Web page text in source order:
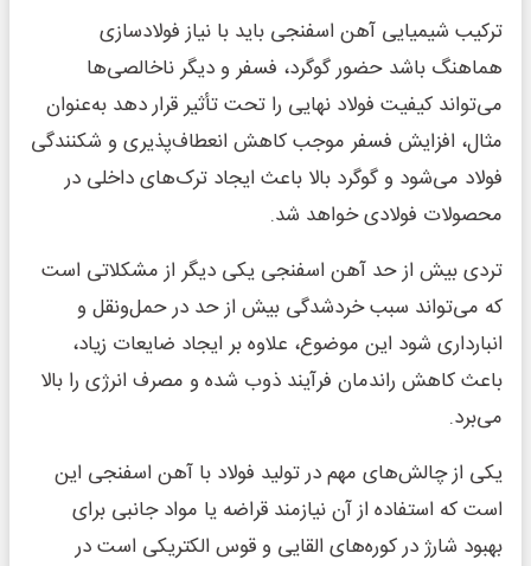
ترکیب شیمیایی آهن اسفنجی باید با نیاز فولادسازی
هماهنگ باشد حضور گوگرد، فسفر و دیگر ناخالصی‌ها
می‌تواند کیفیت فولاد نهایی را تحت تأثیر قرار دهد به‌عنوان
مثال، افزایش فسفر موجب کاهش انعطاف‌پذیری و شکنندگی
فولاد می‌شود و گوگرد بالا باعث ایجاد ترک‌های داخلی در
محصولات فولادی خواهد شد.
تردی بیش از حد آهن اسفنجی یکی دیگر از مشکلاتی است
که می‌تواند سبب خردشدگی بیش از حد در حمل‌ونقل و
انبارداری شود این موضوع، علاوه بر ایجاد ضایعات زیاد،
باعث کاهش راندمان فرآیند ذوب شده و مصرف انرژی را بالا
می‌برد.
یکی از چالش‌های مهم در تولید فولاد با آهن اسفنجی این
است که استفاده از آن نیازمند قراضه یا مواد جانبی برای
بهبود شارژ در کوره‌های القایی و قوس الکتریکی است در